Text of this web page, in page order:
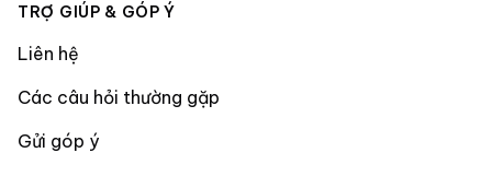
TRỢ GIÚP & GÓP Ý
Liên hệ
Các câu hỏi thường gặp
Gửi góp ý